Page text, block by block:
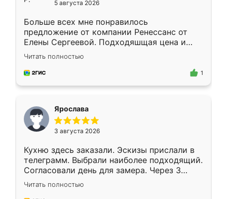
5 августа 2026
Больше всех мне понравилось
предложение от компании Ренессанс от
Елены Сергеевой. Подходяшщая цена и
короткие сроки изготовления. Приехавший
для замера сотрудник Владислав
предложил по моему эскизу самый
Читать полностью
1
Ярослава
3 августа 2026
Кухню здесь заказали. Эскизы прислали в
телеграмм. Выбрали наиболее подходящий.
Согласовали день для замера. Через 3
недели кухня была уже готова. Остались
довольны работой. Спасибо Ренессанс
Читать полностью